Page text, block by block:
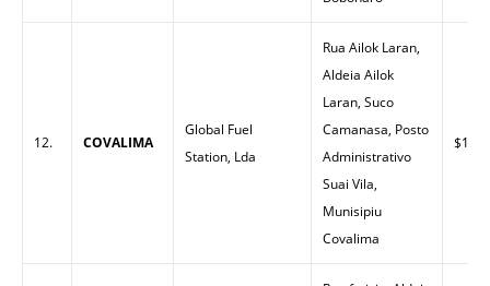
12. COVALIMA
Global Fuel
Station, Lda
Rua Ailok Laran,
Aldeia Ailok
Laran, Suco
Camanasa, Posto
Administrativo
Suai Vila,
Munisipiu
Covalima
$1.65